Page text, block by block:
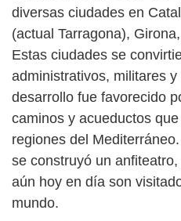
diversas ciudades en
(actual Tarragona),
Estas ciudades se
administrativos, militares
desarrollo fue favorecido
caminos y acueductos
regiones del
se construyó un
aún hoy en día son
mundo.